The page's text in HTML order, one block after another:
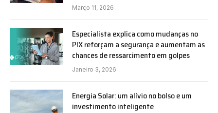
Março 11, 2026
Especialista explica como mudanças no
PIX reforçam a segurança e aumentam as
chances de ressarcimento em golpes
Janeiro 3, 2026
Energia Solar: um alívio no bolso e um
investimento inteligente